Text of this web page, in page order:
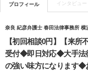
プロフィール インタビュー
奈良 紀彦弁護士 春田法律事務所 横
【初回相談0円】【来
受付◆即日対応◆大手法
の強い味方になります◆